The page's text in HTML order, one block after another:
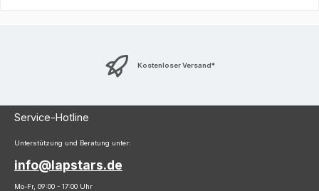
Kostenloser Versand*
Service-Hotline
Unterstützung und Beratung unter:
info@lapstars.de
Mo-Fr, 09:00 - 17:00 Uhr